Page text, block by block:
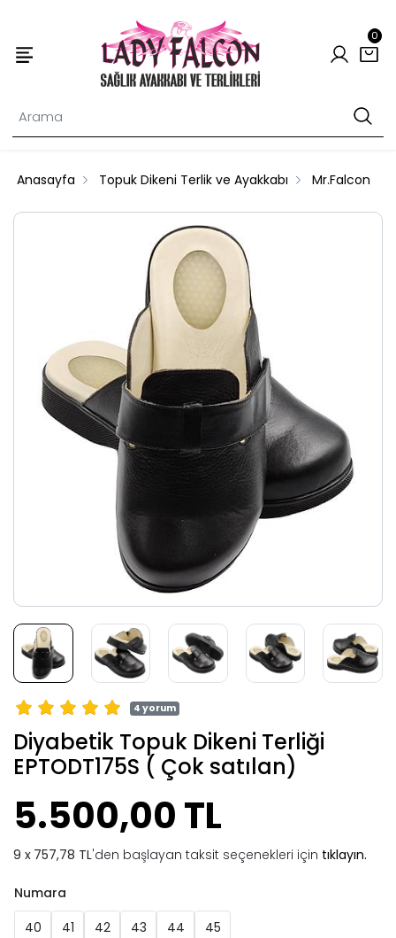
0
Anasayfa Topuk Dikeni Terlik ve Ayakkabı Mr.Falcon
4 yorum
Diyabetik Topuk Dikeni Terliği
EPTODT175S ( Çok satılan)
5.500,00 TL
757,78 TL'den başlayan taksit seçenekleri için tıklayın.
Numara
40
41 42 43 44 45